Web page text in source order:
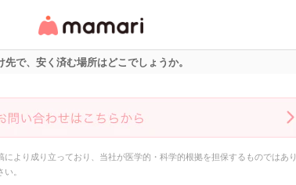
リ・情報サイト
で、安く済む場所はどこでしょうか。
より成り立っており、当社が医学的・科学的根拠を担保するものではあり
。